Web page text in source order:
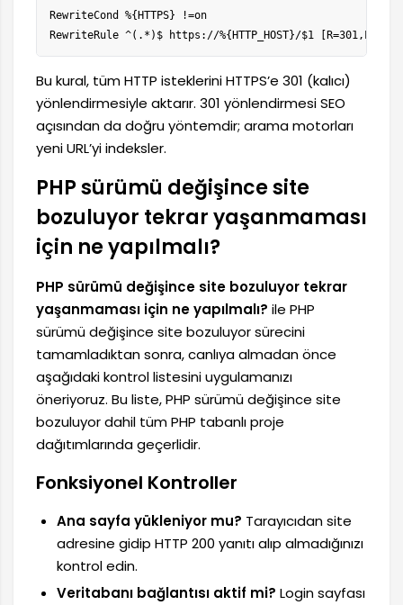
RewriteCond %{HTTPS} !=on
RewriteRule ^(.*)$ https://%{HTTP_HOST}/$1 [R=301,L]
Bu kural, tüm HTTP isteklerini HTTPS’e 301 (kalıcı)
yönlendirmesiyle aktarır. 301 yönlendirmesi SEO
açısından da doğru yöntemdir; arama motorları
yeni URL’yi indeksler.
PHP sürümü değişince site
bozuluyor tekrar yaşanmaması
için ne yapılmalı?
PHP sürümü değişince site bozuluyor tekrar
yaşanmaması için ne yapılmalı? ile PHP
sürümü değişince site bozuluyor sürecini
tamamladıktan sonra, canlıya almadan önce
aşağıdaki kontrol listesini uygulamanızı
öneriyoruz. Bu liste, PHP sürümü değişince site
bozuluyor dahil tüm PHP tabanlı proje
dağıtımlarında geçerlidir.
Fonksiyonel Kontroller
Ana sayfa yükleniyor mu? Tarayıcıdan site
adresine gidip HTTP 200 yanıtı alıp almadığınızı
kontrol edin.
Veritabanı bağlantısı aktif mi? Login sayfası